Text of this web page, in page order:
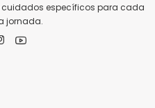
cuidados específicos para cada
jornada.